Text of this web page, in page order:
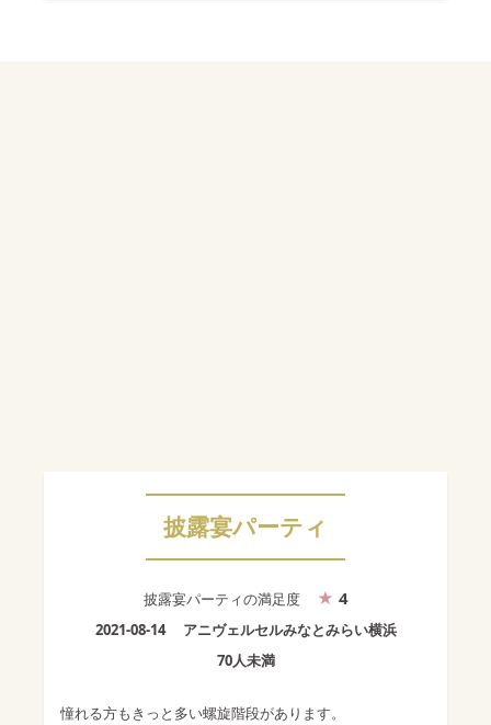
披露宴パーティ
披露宴パーティの満足度 4
2021-08-14
アニヴェルセルみなとみらい横浜
70人未満
憧れる方もきっと多い螺旋階段があります。